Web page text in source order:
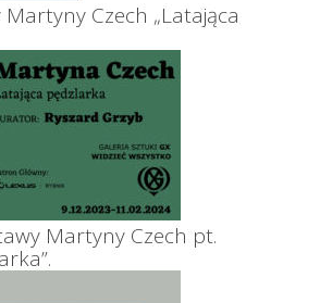
Martyny Czech „Latająca
Martyny Czech pt.